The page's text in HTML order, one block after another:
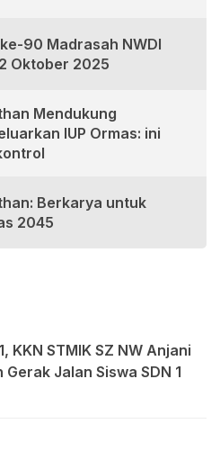
90 Madrasah NWDI
Oktober 2025
Mendukung
IUP Ormas: ini
Berkarya untuk
2045
KKN STMIK SZ NW Anjani
Jalan Siswa SDN 1